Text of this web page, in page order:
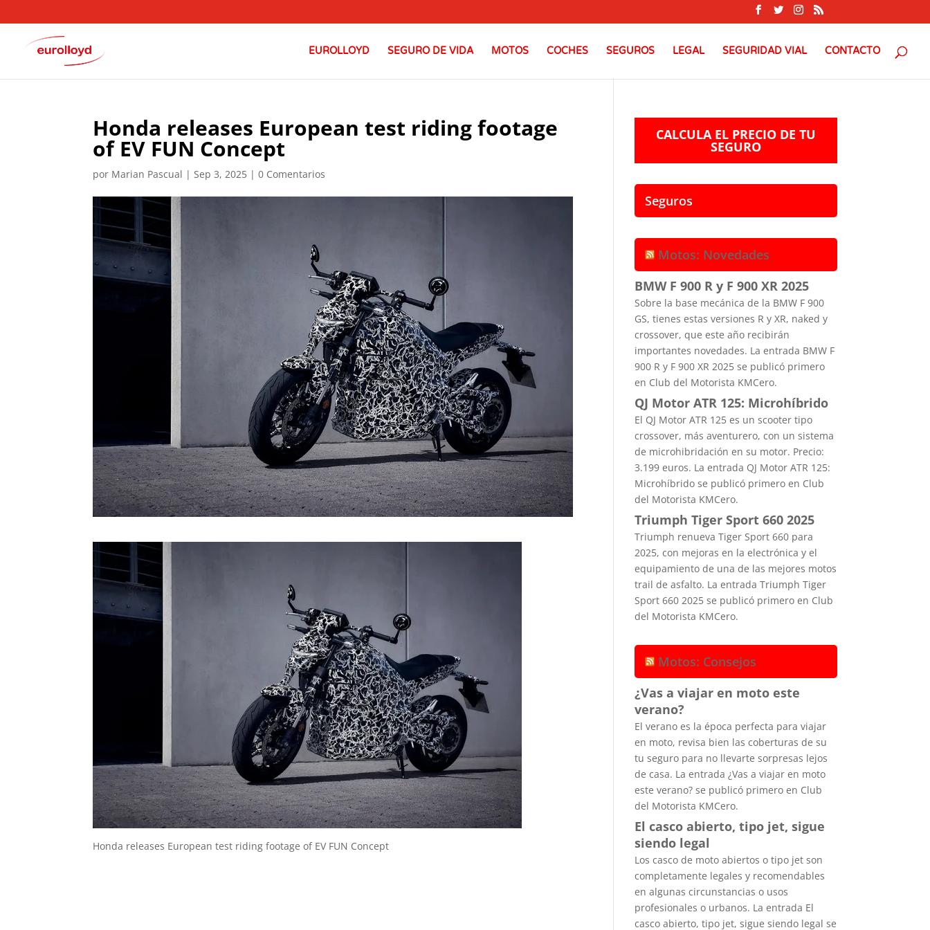
EUROLLOYD SEGURO DE VIDA MOTOS COCHES SEGUROS LEGAL SEGURIDAD VIAL CONTACTO
Honda releases European test riding footage
of EV FUN Concept
por Marian Pascual |Sep 3, 2025 |0 Comentarios
Honda releases European test riding footage of EV FUN Concept
CALCULA EL PRECIO DE TU
SEGURO
Seguros
Motos: Novedades
BMW F 900 R y F 900 XR 2025
Sobre la base mecánica de la BMW F 900
GS, tienes estas versiones R y XR, naked y
crossover, que este año recibirán
importantes novedades. La entrada BMW F
900 R y F 900 XR 2025 se publicó primero
en Club del Motorista KMCero.
QJ Motor ATR 125: Microhíbrido
El QJ Motor ATR 125 es un scooter tipo
crossover, más aventurero, con un sistema
de microhibridación en su motor. Precio:
3.199 euros. La entrada QJ Motor ATR 125:
Microhíbrido se publicó primero en Club
del Motorista KMCero.
Triumph Tiger Sport 660 2025
Triumph renueva Tiger Sport 660 para
2025, con mejoras en la electrónica y el
equipamiento de una de las mejores motos
trail de asfalto. La entrada Triumph Tiger
Sport 660 2025 se publicó primero en Club
del Motorista KMCero.
Motos: Consejos
¿Vas a viajar en moto este
verano?
El verano es la época perfecta para viajar
en moto, revisa bien las coberturas de su
tu seguro para no llevarte sorpresas lejos
de casa. La entrada ¿Vas a viajar en moto
este verano? se publicó primero en Club
del Motorista KMCero.
El casco abierto, tipo jet, sigue
siendo legal
Los casco de moto abiertos o tipo jet son
completamente legales y recomendables
en algunas circunstancias o usos
profesionales o urbanos. La entrada El
casco abierto, tipo jet, sigue siendo legal se